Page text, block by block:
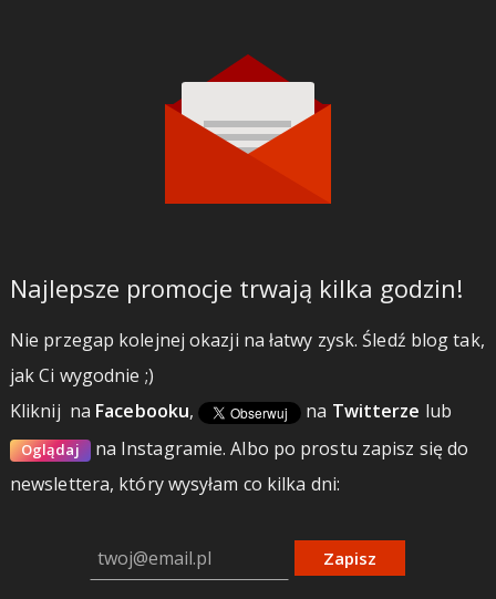
Najlepsze promocje trwają kilka godzin!
Nie przegap kolejnej okazji na łatwy zysk. Śledź blog tak,
jak Ci wygodnie ;)
Kliknij na Facebooku, na Twitterze lub
Oglądaj na Instagramie.Albo po prostu zapisz się do
newslettera, który wysyłam co kilka dni:
Zapisz